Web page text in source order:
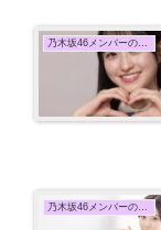
乃木坂46メンバーの愛用香水まとめ
乃木坂46メンバーの愛用香水まとめ